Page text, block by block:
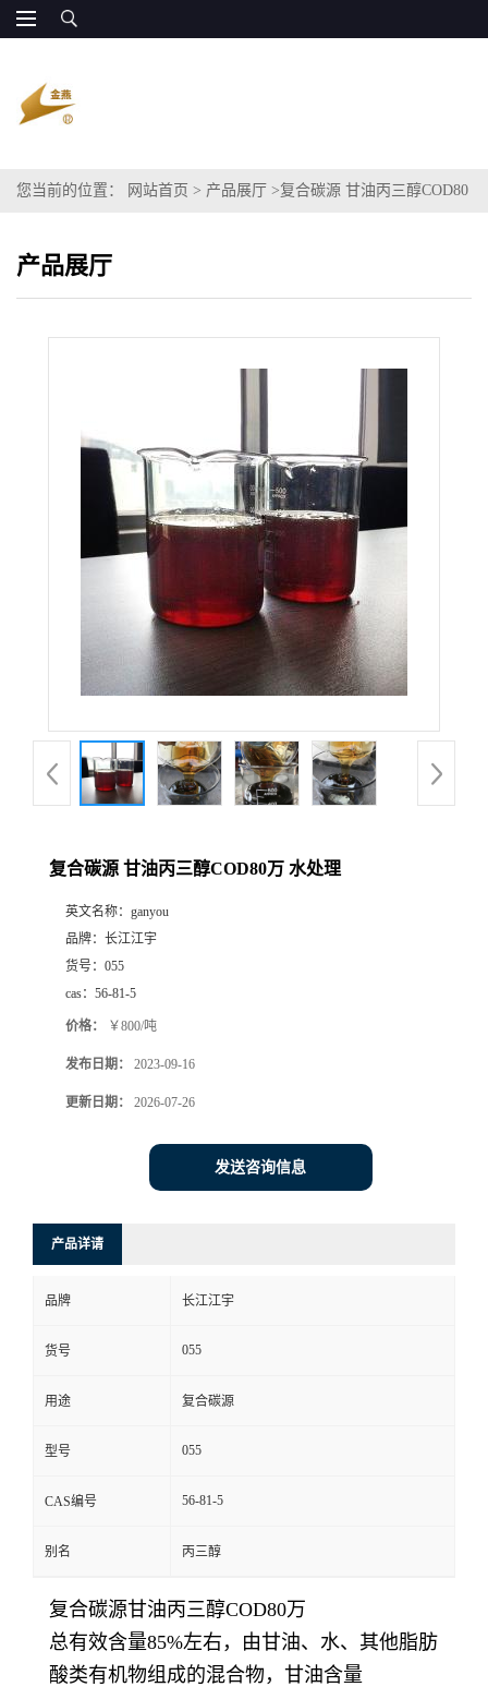
您当前的位置： 网站首页 > 产品展厅 >复合碳源 甘油丙三醇COD80
产品展厅
复合碳源 甘油丙三醇COD80万 水处理
英文名称： ganyou
品牌： 长江江宇
货号： 055
cas： 56-81-5
价格： ￥800/吨
发布日期： 2023-09-16
更新日期： 2026-07-26
发送咨询信息
产品详请
品牌 长江江宇
货号 055
用途 复合碳源
型号 055
CAS编号 56-81-5
别名 丙三醇
复合碳源甘油丙三醇COD80万
总有效含量85%左右，由甘油、水、其他脂肪
酸类有机物组成的混合物，甘油含量